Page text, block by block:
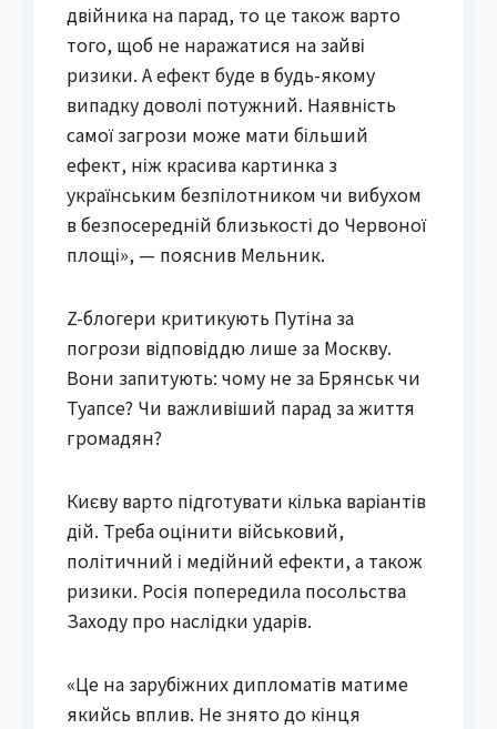
двійника на парад, то це також варто
того, щоб не наражатися на зайві
ризики. А ефект буде в будь-якому
випадку доволі потужний. Наявність
самої загрози може мати більший
ефект, ніж красива картинка з
українським безпілотником чи вибухом
в безпосередній близькості до Червоної
площі», — пояснив Мельник.
Z-блогери критикують Путіна за
погрози відповіддю лише за Москву.
Вони запитують: чому не за Брянськ чи
Туапсе? Чи важливіший парад за життя
громадян?
Києву варто підготувати кілька варіантів
дій. Треба оцінити військовий,
політичний і медійний ефекти, а також
ризики. Росія попередила посольства
Заходу про наслідки ударів.
«Це на зарубіжних дипломатів матиме
якийсь вплив. Не знято до кінця